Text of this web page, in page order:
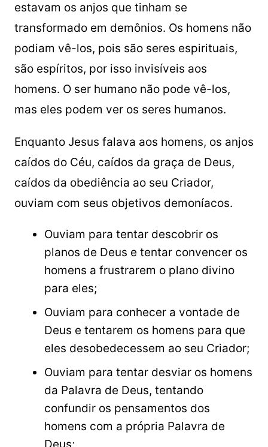
estavam os anjos que tinham se
transformado em demônios. Os homens não
podiam vê-los, pois são seres espirituais,
são espíritos, por isso invisíveis aos
homens. O ser humano não pode vê-los,
mas eles podem ver os seres humanos.
Enquanto Jesus falava aos homens, os anjos
caídos do Céu, caídos da graça de Deus,
caídos da obediência ao seu Criador,
ouviam com seus objetivos demoníacos.
Ouviam para tentar descobrir os
planos de Deus e tentar convencer os
homens a frustrarem o plano divino
para eles;
Ouviam para conhecer a vontade de
Deus e tentarem os homens para que
eles desobedecessem ao seu Criador;
Ouviam para tentar desviar os homens
da Palavra de Deus, tentando
confundir os pensamentos dos
homens com a própria Palavra de